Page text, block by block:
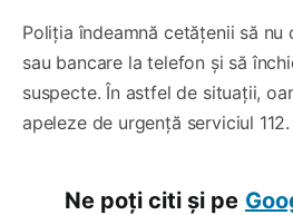
Poliția îndeamnă cetățenii să
sau bancare la telefon și să
suspecte. În astfel de situații,
apeleze de urgență serviciul 112.
Ne poți citi și pe